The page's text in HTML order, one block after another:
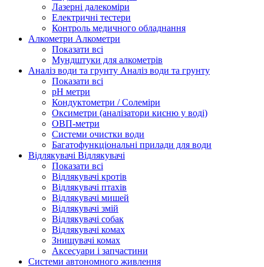
Лазерні далекоміри
Електричні тестери
Контроль медичного обладнання
Алкометри Алкометри
Показати всі
Мундштуки для алкометрів
Аналіз води та грунту Аналіз води та грунту
Показати всі
рН метри
Кондуктометри / Солеміри
Оксиметри (аналізатори кисню у воді)
ОВП-метри
Системи очистки води
Багатофункціональні прилади для води
Відлякувачі Відлякувачі
Показати всі
Відлякувачі кротів
Відлякувачі птахів
Відлякувачі мишей
Відлякувачі змій
Відлякувачі собак
Відлякувачі комах
Знищувачі комах
Аксесуари і запчастини
Системи автономного живлення